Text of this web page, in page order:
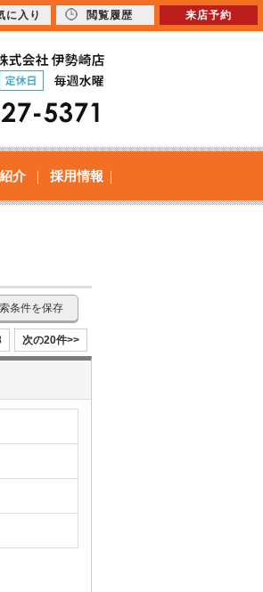
介 採用情報
条件を保存
次の20件>>
に入り 閲覧履歴 来店予約